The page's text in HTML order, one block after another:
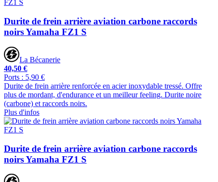
Durite de frein arrière aviation carbone raccords
noirs Yamaha FZ1 S
La Bécanerie
40,50 €
Ports : 5,90 €
Durite de frein arrière renforcée en acier inoxydable tressé. Offre
plus de mordant, d'endurance et un meilleur feeling. Durite noire
(carbone) et raccords noirs.
Plus d'infos
Durite de frein arrière aviation carbone raccords
noirs Yamaha FZ1 S